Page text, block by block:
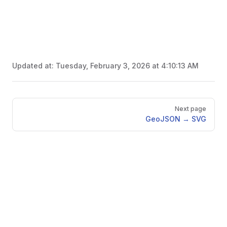
Updated at: Tuesday, February 3, 2026 at 4:10:13 AM
Pager
Next page
GeoJSON → SVG